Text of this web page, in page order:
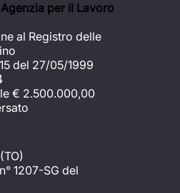
per il Lavoro
al Registro delle
del 27/05/1999
€ 2.500.000,00
1207-SG del